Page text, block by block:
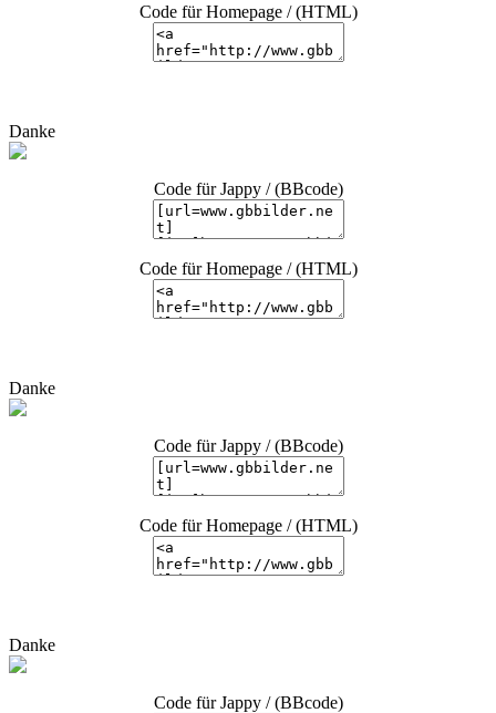
Code für Homepage / (HTML)
Danke
Code für Jappy / (BBcode)
Code für Homepage / (HTML)
Danke
Code für Jappy / (BBcode)
Code für Homepage / (HTML)
Danke
Code für Jappy / (BBcode)